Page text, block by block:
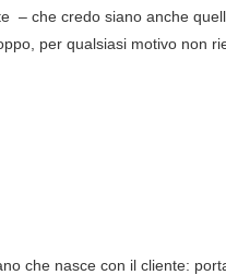
– che credo siano anche
per qualsiasi motivo non
che nasce con il cliente: